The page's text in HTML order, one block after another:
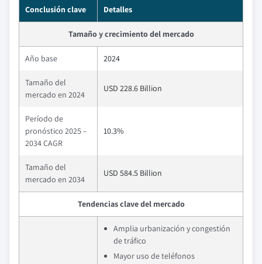
Conclusión clave Detalles
Tamaño y crecimiento del mercado
Año base 2024
Tamaño del
mercado en 2024
USD 228.6 Billion
Período de
pronóstico 2025 –
2034 CAGR
10.3%
Tamaño del
mercado en 2034
USD 584.5 Billion
Tendencias clave del mercado
Amplia urbanización y congestión
de tráfico
Mayor uso de teléfonos